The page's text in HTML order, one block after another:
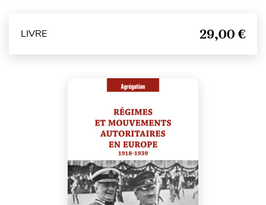
LIVRE 29,00 €